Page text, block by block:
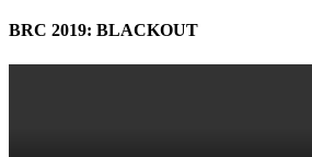
BRC 2019: BLACKOUT